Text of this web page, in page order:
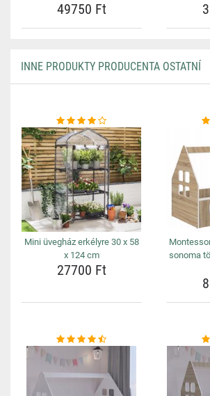
49750 Ft
INNE PRODUKTY PRODUCENTA OSTATNÍ
Mini üvegház erkélyre 30 x 58
x 124 cm
27700 Ft
sonoma